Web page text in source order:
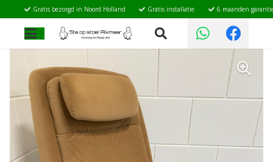
Gratis bezorgd in Noord Holland Gratis installatie 6 maanden